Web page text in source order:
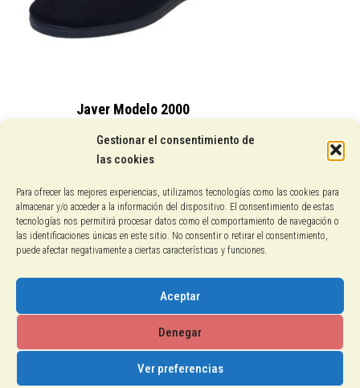
Gestionar el consentimiento de
las cookies
Para ofrecer las mejores experiencias, utilizamos tecnologías como las cookies para
almacenar y/o acceder a la información del dispositivo. El consentimiento de estas
tecnologías nos permitirá procesar datos como el comportamiento de navegación o
las identificaciones únicas en este sitio. No consentir o retirar el consentimiento,
puede afectar negativamente a ciertas características y funciones.
Aceptar
Denegar
Ver preferencias
Javer Modelo 2000
15,25€
Conocenos
Pagos con PayPal